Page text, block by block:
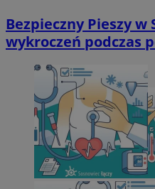
Bezpieczny Pieszy w
wykroczeń podczas